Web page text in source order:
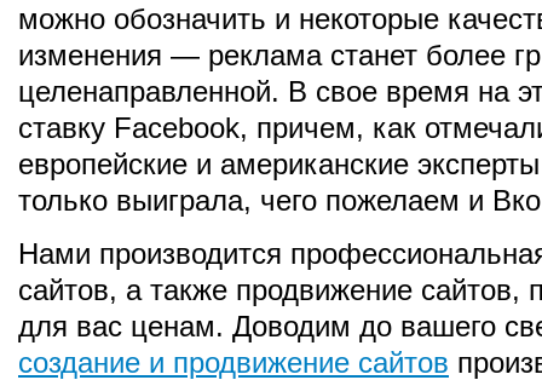
можно обозначить и некоторые
изменения — реклама станет более
целенаправленной. В свое время на
ставку Facebook, причем, как
европейские и американские
только выиграла, чего пожелаем и
Нами производится
сайтов, а также продвижение сайтов,
для вас ценам. Доводим до вашего
создание и продвижение сайтов